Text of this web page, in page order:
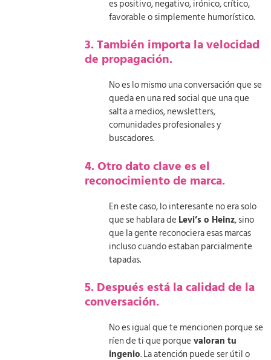
es positivo, negativo, irónico, crítico,
favorable o simplemente humorístico.
3. También importa la velocidad
de propagación.
No es lo mismo una conversación que se
queda en una red social que una que
salta a medios, newsletters,
comunidades profesionales y
buscadores.
4. Otro dato clave es el
reconocimiento de marca.
En este caso, lo interesante no era solo
que se hablara de Levi’s o Heinz, sino
que la gente reconociera esas marcas
incluso cuando estaban parcialmente
tapadas.
5. Después está la calidad de la
conversación.
No es igual que te mencionen porque se
ríen de ti que porque valoran tu
ingenio. La atención puede ser útil o